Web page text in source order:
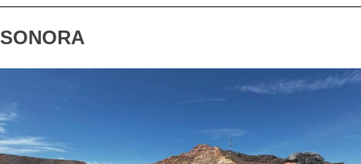
SONORA